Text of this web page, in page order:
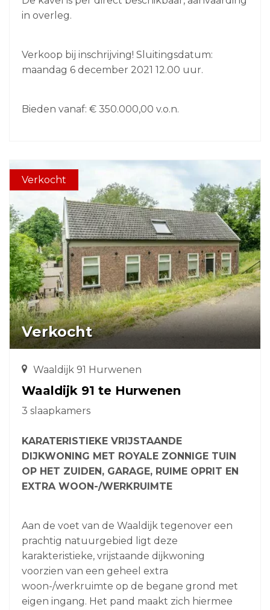
plaats per m2 conform voorwaarden gemeente
Maasdriel. De realisatiekosten zijn prijs vast tot 15
in overleg.
Verkoop bij inschrijving! Sluitingsdatum:
maandag 6 december 2021 12.00 uur.
Bieden vanaf: € 350.000,00 v.o.n.
Verkocht
Verkocht
Waaldijk 91 Hurwenen
Waaldijk 91 te Hurwenen
3 slaapkamers
KARATERISTIEKE VRIJSTAANDE
DIJKWONING MET ROYALE ZONNIGE TUIN
OP HET ZUIDEN, GARAGE, RUIME OPRIT EN
EXTRA WOON-/WERKRUIMTE
Aan de voet van de Waaldijk tegenover een
prachtig natuurgebied ligt deze
karakteristieke, vrijstaande dijkwoning
voorzien van een geheel extra
woon-/werkruimte op de begane grond met
eigen ingang. Het pand maakt zich hiermee